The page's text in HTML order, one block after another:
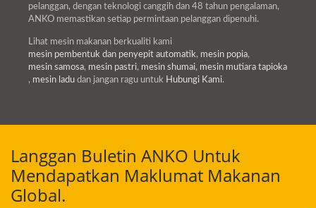
pelanggan, dengan teknologi canggih dan 48 tahun pengalaman,
ANKO memastikan setiap permintaan pelanggan dipenuhi.
Lihat mesin makanan berkualiti kami
mesin pembentuk dan penyepit automatik, mesin popia,
mesin samosa, mesin pastri, mesin shumai, mesin mutiara tapioka
, mesin ladu dan jangan ragu untuk Hubungi Kami.
Langgan Buletin ANKO Untuk
Mendapatkan Maklumat Makanan
Global.